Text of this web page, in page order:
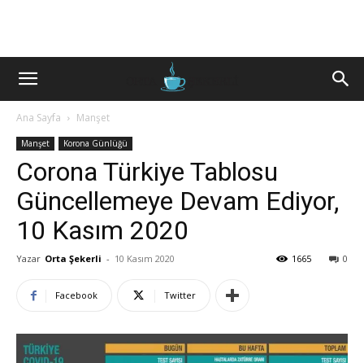
Ana Sayfa Manşet
Manşet Korona Günlüğü
Corona Türkiye Tablosu
Güncellemeye Devam Ediyor,
10 Kasım 2020
Yazar Orta Şekerli - 10 Kasım 2020 0
1665
Facebook Twitter